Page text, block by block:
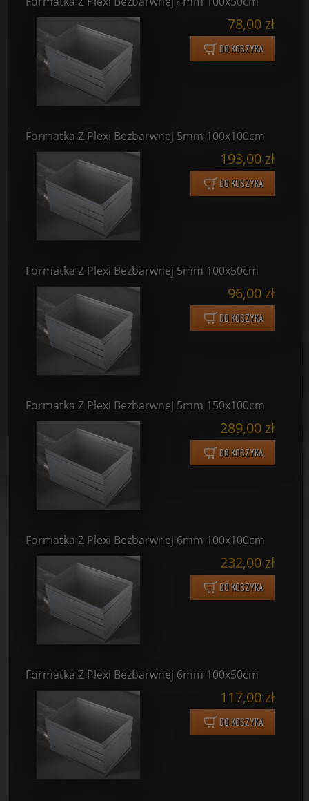
78,00 zł
DO KOSZYKA
Formatka Z Plexi Bezbarwnej 5mm 100x100cm
193,00 zł
DO KOSZYKA
Formatka Z Plexi Bezbarwnej 5mm 100x50cm
96,00 zł
DO KOSZYKA
Formatka Z Plexi Bezbarwnej 5mm 150x100cm
289,00 zł
DO KOSZYKA
Formatka Z Plexi Bezbarwnej 6mm 100x100cm
232,00 zł
DO KOSZYKA
Formatka Z Plexi Bezbarwnej 6mm 100x50cm
117,00 zł
DO KOSZYKA